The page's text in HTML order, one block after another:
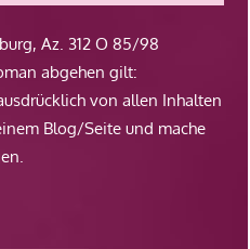
Az. 312 O 85/98
abgehen gilt:
von allen Inhalten
Blog/Seite und mache